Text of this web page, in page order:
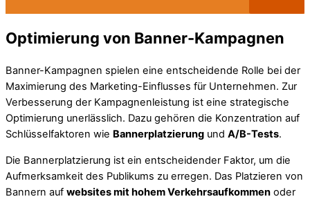
Optimierung von Banner-Kampagnen
Banner-Kampagnen spielen eine entscheidende Rolle bei der
Maximierung des Marketing-Einflusses für Unternehmen. Zur
Verbesserung der Kampagnenleistung ist eine strategische
Optimierung unerlässlich. Dazu gehören die Konzentration auf
Schlüsselfaktoren wie Bannerplatzierung und A/B-Tests.
Die Bannerplatzierung ist ein entscheidender Faktor, um die
Aufmerksamkeit des Publikums zu erregen. Das Platzieren von
Bannern auf websites mit hohem Verkehrsaufkommen oder